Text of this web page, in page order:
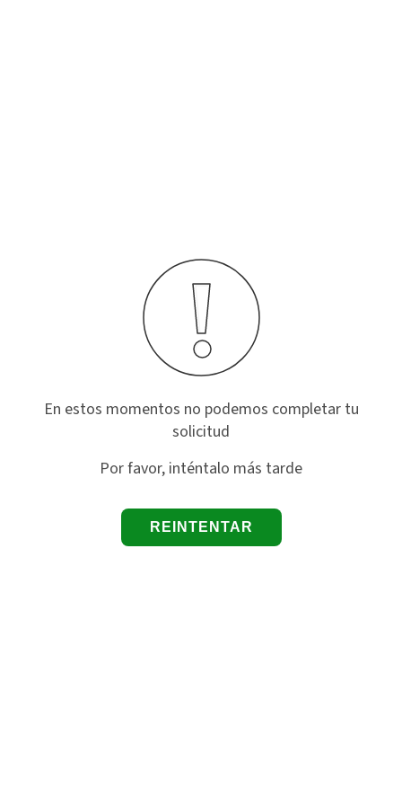
En estos momentos no podemos completar tu
solicitud
Por favor, inténtalo más tarde
REINTENTAR